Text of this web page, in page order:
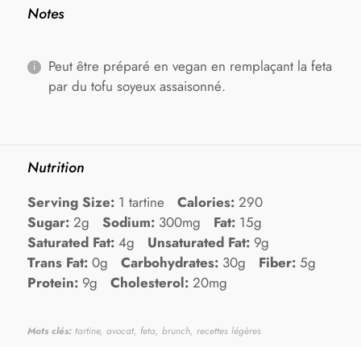
Notes
Peut être préparé en vegan en remplaçant la feta
par du tofu soyeux assaisonné.
Nutrition
Serving Size: 1 tartine Calories: 290
Sugar: 2g Sodium: 300mg Fat: 15g
Saturated Fat: 4g Unsaturated Fat: 9g
Trans Fat: 0g Carbohydrates: 30g Fiber: 5g
Protein: 9g Cholesterol: 20mg
Mots clés: tartine, avocat, feta, brunch, recettes légères